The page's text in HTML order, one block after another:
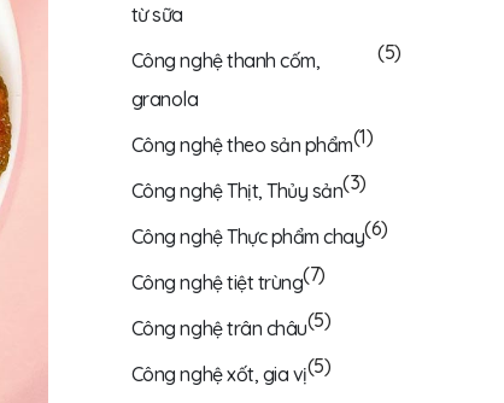
từ sữa
Công nghệ thanh cốm,
granola
(5)
Công nghệ theo sản phẩm(1)
Công nghệ Thịt, Thủy sản(3)
Công nghệ Thực phẩm chay(6)
Công nghệ tiệt trùng(7)
Công nghệ trân châu(5)
Công nghệ xốt, gia vị(5)